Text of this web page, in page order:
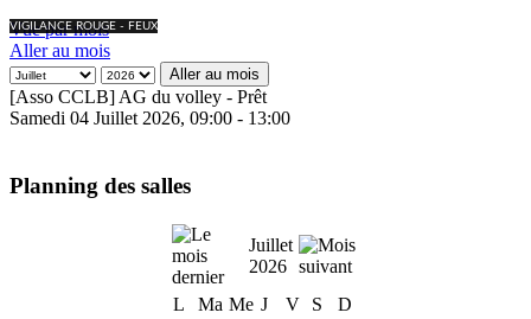
VIGILANCE ROUGE - FEUX
Vue par mois
Aller au mois
Aller au mois
[Asso CCLB] AG du volley - Prêt
Samedi 04 Juillet 2026, 09:00 - 13:00
Planning des salles
Juillet
2026
L
Ma Me J V S
D